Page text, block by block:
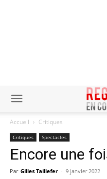
Accueil Critiques
Critiques Spectacles
Encore une
Par Gilles Taillefer - 9 janvier 2022